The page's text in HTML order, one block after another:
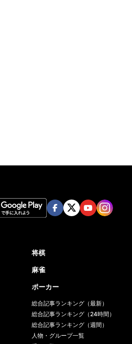
将棋
麻雀
ポーカー
総合記事ランキング（最新）
総合記事ランキング（24時間）
総合記事ランキング（週間）
人物・グループ一覧